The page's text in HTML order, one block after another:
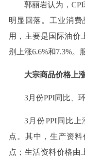
郭丽岩认为，
明显回落。工业消
用，主要是国际油价
别上涨6.6%和7.3%。
大宗商品价格上
3月份PPI同比、
3月份PPI同比上
点。其中，生产资
点；生活资料价格由